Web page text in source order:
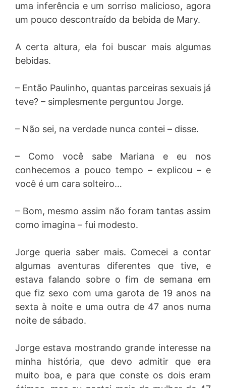
uma inferência e um sorriso malicioso, agora
um pouco descontraído da bebida de Mary.
A certa altura, ela foi buscar mais algumas
bebidas.
– Então Paulinho, quantas parceiras sexuais já
teve? – simplesmente perguntou Jorge.
– Não sei, na verdade nunca contei – disse.
– Como você sabe Mariana e eu nos
conhecemos a pouco tempo – explicou – e
você é um cara solteiro…
– Bom, mesmo assim não foram tantas assim
como imagina – fui modesto.
Jorge queria saber mais. Comecei a contar
algumas aventuras diferentes que tive, e
estava falando sobre o fim de semana em
que fiz sexo com uma garota de 19 anos na
sexta à noite e uma outra de 47 anos numa
noite de sábado.
Jorge estava mostrando grande interesse na
minha história, que devo admitir que era
muito boa, e para que conste os dois eram